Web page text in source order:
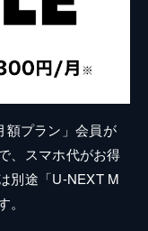
額プラン」会員が
、スマホ代がお得
別途「U-NEXT M